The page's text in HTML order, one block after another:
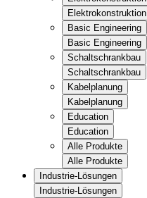
Elektrokonstruktion
Basic Engineering
Basic Engineering
Schaltschrankbau
Schaltschrankbau
Kabelplanung
Kabelplanung
Education
Education
Alle Produkte
Alle Produkte
Industrie-Lösungen
Industrie-Lösungen